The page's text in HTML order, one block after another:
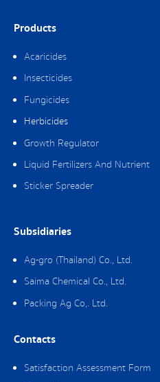
Products
Acaricides
Insecticides
Fungicides
Herbicides
Growth Regulator
Liquid Fertilizers And Nutrient
Sticker Spreader
Subsidiaries
Ag-gro (Thailand) Co., Ltd.
Saima Chemical Co., Ltd.
Packing Ag Co,. Ltd.
Contacts
Satisfaction Assessment Form